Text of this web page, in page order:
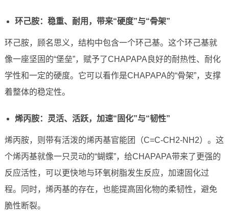
环己胺：稳重、耐用，带来“硬度”与“骨架”
环己胺，顾名思义，结构中包含一个环己基。这个环己基就
像一座坚固的“堡垒”，赋予了CHAPAPA良好的耐热性、耐化
学性和一定的硬度。它可以看作是CHAPAPA的“骨架”，支撑
着整体的稳定性。
烯丙胺：灵活、活跃，加速“固化”与“韧性”
烯丙胺，则带有活泼的烯丙基官能团（C=C-CH2-NH2）。这
个烯丙基就像一只灵动的“蝴蝶”，给CHAPAPA带来了更强的
反应活性，可以更快地与环氧树脂发生反应，加速固化过
程。同时，烯丙基的存在，也能提高固化物的柔韧性，避免
脆性断裂。